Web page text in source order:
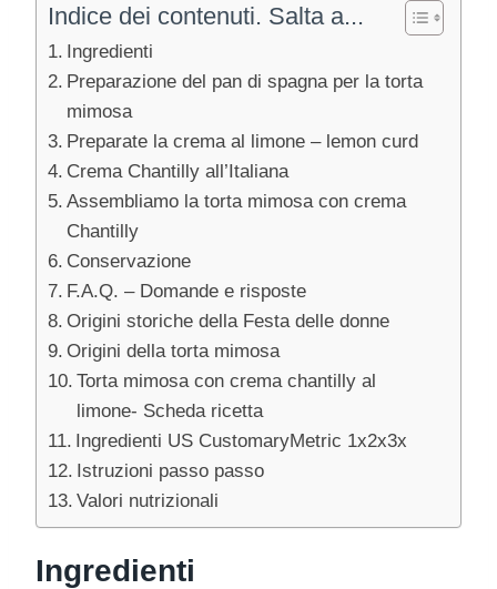
Indice dei contenuti. Salta a...
Ingredienti
Preparazione del pan di spagna per la torta
mimosa
Preparate la crema al limone – lemon curd
Crema Chantilly all’Italiana
Assembliamo la torta mimosa con crema
Chantilly
Conservazione
F.A.Q. – Domande e risposte
Origini storiche della Festa delle donne
Origini della torta mimosa
Torta mimosa con crema chantilly al
limone- Scheda ricetta
Ingredienti US CustomaryMetric 1x2x3x
Istruzioni passo passo
Valori nutrizionali
Ingredienti